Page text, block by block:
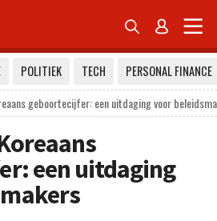
 
POLITIEK TECH
PERSONAL FINANCE
geboortecijfer: een uitdaging voor
een uitdaging